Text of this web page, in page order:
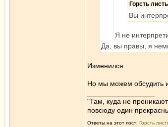
Горсть
Вы
Я не
Да, вы правы, я
Изменился.
Но мы можем обсудить
"Там, куда не
повсюду один
Ответы на этот пост: Горсть